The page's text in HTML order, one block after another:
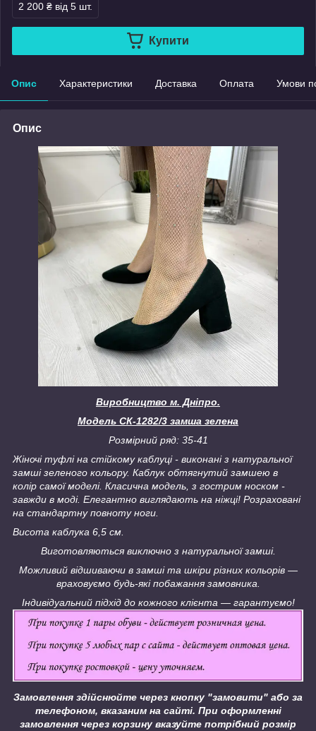
2 200 ₴ від 5 шт.
Купити
Опис Характеристики Доставка Оплата Умови
Опис
Виробництво м. Дніпро.
Модель СК-1282/3 замша зелена
Розмірний ряд: 35-41
Жіночі туфлі на стійкому каблуці - виконані з натуральної
замші зеленого кольору. Каблук обтягнутий замшею в
колір самої моделі. Класична модель, з гострим носком -
завжди в моді. Елегантно виглядають на ніжці! Розраховані
на стандартну повноту ноги.
Висота каблука 6,5 см.
Виготовляються виключно з натуральної замші.
Можливий відшиваючи в замші та шкіри різних кольорів ―
враховуємо будь-які побажання замовника.
Індивідуальний підхід до кожного клієнта ― гарантуємо!
Замовлення здійснюйте через кнопку "замовити" або за
телефоном, вказаним на сайті. При оформленні
замовлення через корзину вказуйте потрібний розмір